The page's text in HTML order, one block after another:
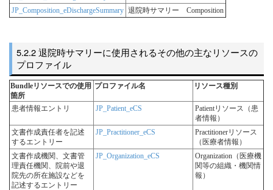
JP_Composition_eDischargeSummary 退院時サマリー Composition
退院時サマリーに使用されるその他の主なリソースの
プロファイル
Bundleリソースでの使用
箇所
プロファイル名 リソース種別
患者情報エントリ JP_Patient_eCS
Patientリソース（患
者情報）
文書作成責任者を記述
するエントリー
JP_Practitioner_eCS
Practitionerリソース
（医療者情報）
文書作成機関、文書管
理責任機関、院前や退
院先の所在施設などを
記述するエントリー
JP_Organization_eCS
Organization（医療機
関等の組織・機関情
報）